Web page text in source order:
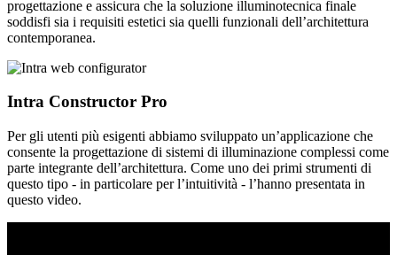
progettazione e assicura che la soluzione illuminotecnica finale
soddisfi sia i requisiti estetici sia quelli funzionali dell’architettura
contemporanea.
Intra Constructor Pro
Per gli utenti più esigenti abbiamo sviluppato un’applicazione che
consente la progettazione di sistemi di illuminazione complessi come
parte integrante dell’architettura. Come uno dei primi strumenti di
questo tipo - in particolare per l’intuitività - l’hanno presentata in
questo video.